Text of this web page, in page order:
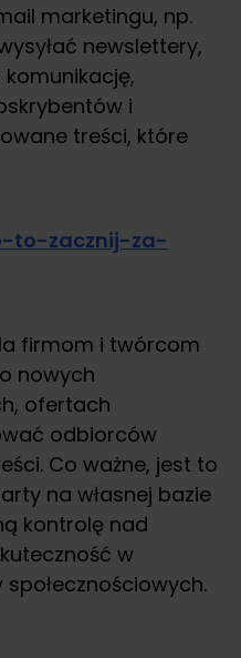
marketingu, np.
newslettery,
i
treści, które
firmom i twórcom
nowych
ofertach
odbiorców
Co ważne, jest to
na własnej bazie
kontrolę nad
w